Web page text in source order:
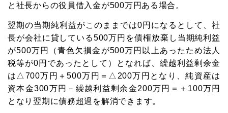
と社長からの役員借入金が500万円ある場合。
翌期の当期純利益がこのままでは0円になるとして、社
長が会社に貸している500万円を債権放棄し当期純利益
が500万円（青色欠損金が500万円以上あったため法人
税等が0円であったとして）となれば、繰越利益剰余金
は△700万円＋500万円＝△200万円となり、純資産は
資本金300万円－繰越利益剰余金200万円＝＋100万円
となり翌期に債務超過を解消できます。